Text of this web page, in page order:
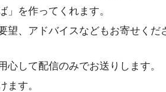
」を作ってくれます。
望、アドバイスなどもお寄せくだ
心して配信のみでお送りします。
ます。